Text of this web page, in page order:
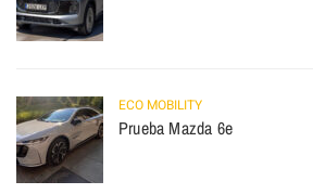
ECO MOBILITY
Prueba Mazda 6e